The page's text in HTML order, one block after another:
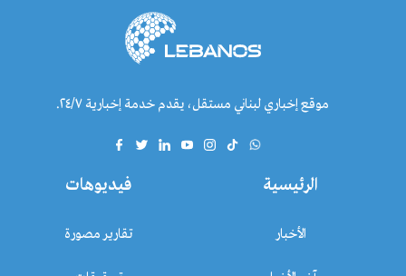
موقع إخباري لبناني مستقل، يقدم خدمة إخبارية ٢٤/٧.
الرئيسية
الأخبار
فيديوهات
تقارير مصورة